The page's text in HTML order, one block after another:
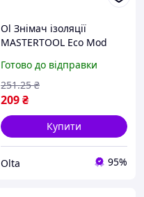
Ol Знімач ізоляції
MASTERTOOL Eco Mod
мм2 для дроту обрізка та
зняття ізоляції TOP22-G
Готово до відправки
209₴
251.25 ₴
Купити
Olta 95%